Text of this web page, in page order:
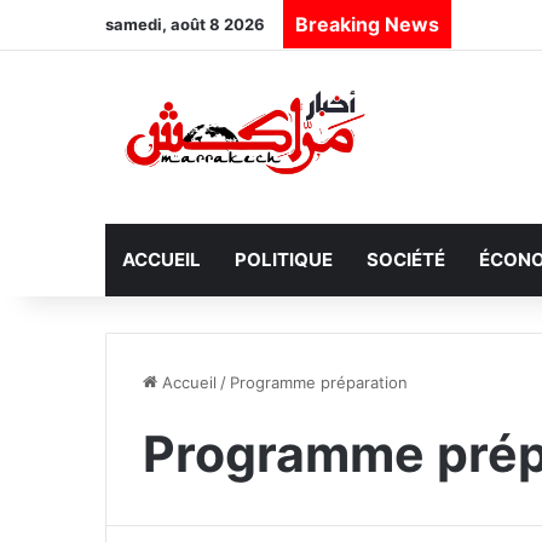
samedi, août 8 2026 Breaking News
ACCUEIL POLITIQUE SOCIÉTÉ
Accueil / Programme préparation
Programme